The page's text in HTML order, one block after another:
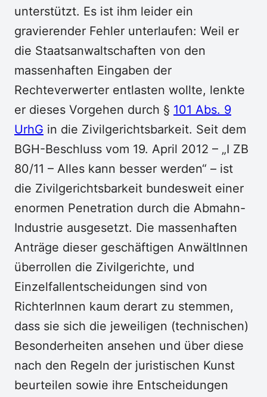
unterstützt. Es ist ihm leider ein
gravierender Fehler unterlaufen: Weil er
die Staatsanwaltschaften von den
massenhaften Eingaben der
Rechteverwerter entlasten wollte, lenkte
er dieses Vorgehen durch § 101 Abs. 9
UrhG in die Zivilgerichtsbarkeit. Seit dem
BGH-Beschluss vom 19. April 2012 – „I ZB
80/11 – Alles kann besser werden“ – ist
die Zivilgerichtsbarkeit bundesweit einer
enormen Penetration durch die Abmahn-
Industrie ausgesetzt. Die massenhaften
Anträge dieser geschäftigen AnwältInnen
überrollen die Zivilgerichte, und
Einzelfallentscheidungen sind von
RichterInnen kaum derart zu stemmen,
dass sie sich die jeweiligen (technischen)
Besonderheiten ansehen und über diese
nach den Regeln der juristischen Kunst
beurteilen sowie ihre Entscheidungen